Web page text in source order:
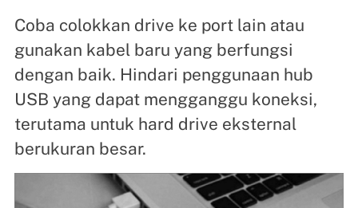
Coba colokkan drive ke port lain atau
gunakan kabel baru yang berfungsi
dengan baik. Hindari penggunaan hub
USB yang dapat mengganggu koneksi,
terutama untuk hard drive eksternal
berukuran besar.